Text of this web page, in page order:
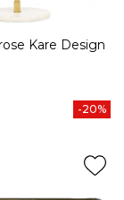
Kare Design
-20%